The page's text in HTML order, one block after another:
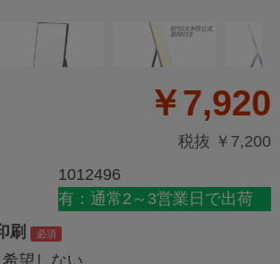
￥7,920
税抜 ￥7,200
1012496
有：通常2～3営業日で出荷
刷